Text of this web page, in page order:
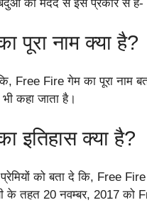
की मदद से इस प्रकार से हैं-
पूरा नाम क्या है?
Free Fire गेम का पूरा नाम
कहा जाता है।
इतिहास क्या है?
को बता दे कि, Free Fire
के तहत 20 नवम्बर, 2017